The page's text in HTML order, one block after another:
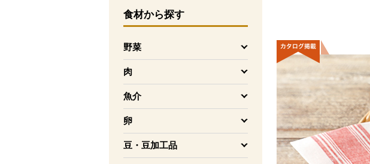
食材から探す
野菜
を開く
肉
を開く
魚介
を開く
卵
を開く
豆・豆加工品
を開く